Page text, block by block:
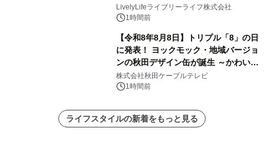
8月10日より開催
LivelyLifeライブリーライフ株式会社
1時間前
【令和8年8月8日】トリプル「8」の日
に発表！ ヨックモック・地域バージョ
ンの秋田デザイン缶が誕生 ～かわいい
秋田犬の子犬と秋田の四季と名所を巡
るパッケージ～ 9月1日(火)秋田県内で
株式会社秋田ケーブルテレビ
1時間前
ライフスタイルの新着をもっと見る